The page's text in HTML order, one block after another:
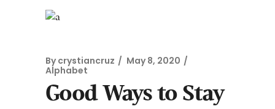
By crystiancruz
May 8, 2020
Alphabet
Good Ways to Stay